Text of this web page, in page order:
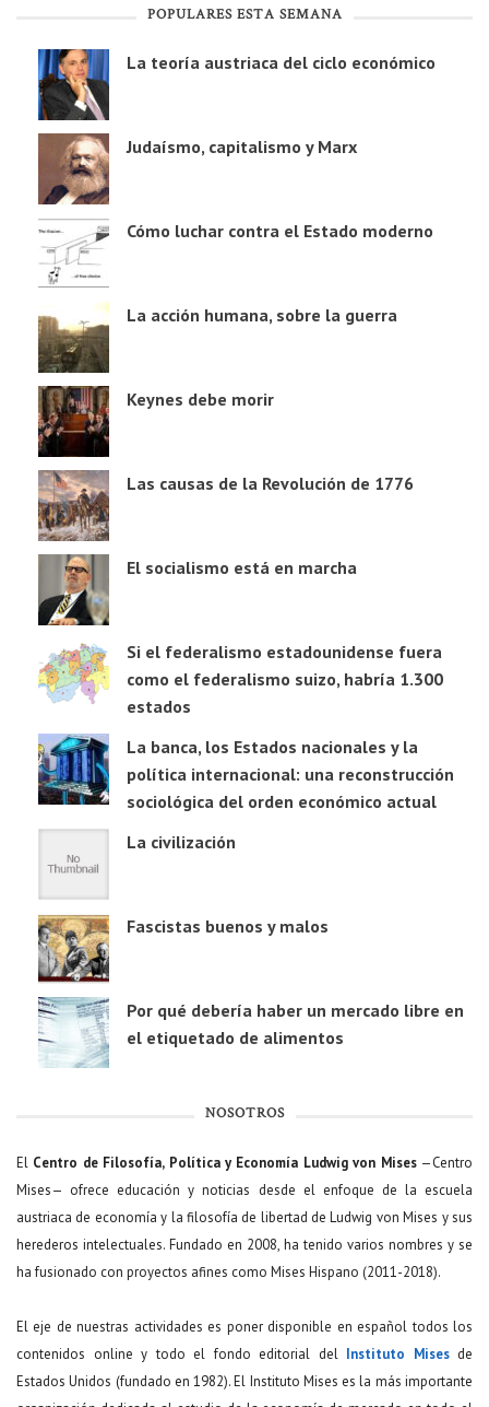
POPULARES ESTA SEMANA
La teoría austriaca del ciclo económico
Judaísmo, capitalismo y Marx
Cómo luchar contra el Estado moderno
La acción humana, sobre la guerra
Keynes debe morir
Las causas de la Revolución de 1776
El socialismo está en marcha
Si el federalismo estadounidense fuera
como el federalismo suizo, habría 1.300
estados
La banca, los Estados nacionales y la
política internacional: una reconstrucción
sociológica del orden económico actual
La civilización
Fascistas buenos y malos
Por qué debería haber un mercado libre en
el etiquetado de alimentos
NOSOTROS
El Centro de Filosofía, Política y Economía Ludwig von Mises—Centro
Mises— ofrece educación y noticias desde el enfoque de la escuela
austriaca de economía y la filosofía de libertad de Ludwig von Mises y sus
herederos intelectuales. Fundado en 2008, ha tenido varios nombres y se
ha fusionado con proyectos afines como Mises Hispano (2011-2018).
El eje de nuestras actividades es poner disponible en español todos los
contenidos online y todo el fondo editorial del Instituto Misesde
Estados Unidos (fundado en 1982). El Instituto Mises es la más importante